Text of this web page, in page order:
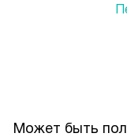
Может быть